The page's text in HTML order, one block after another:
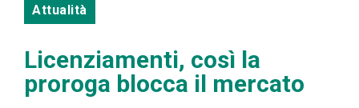
Attualità
Licenziamenti, così la
proroga blocca il mercato